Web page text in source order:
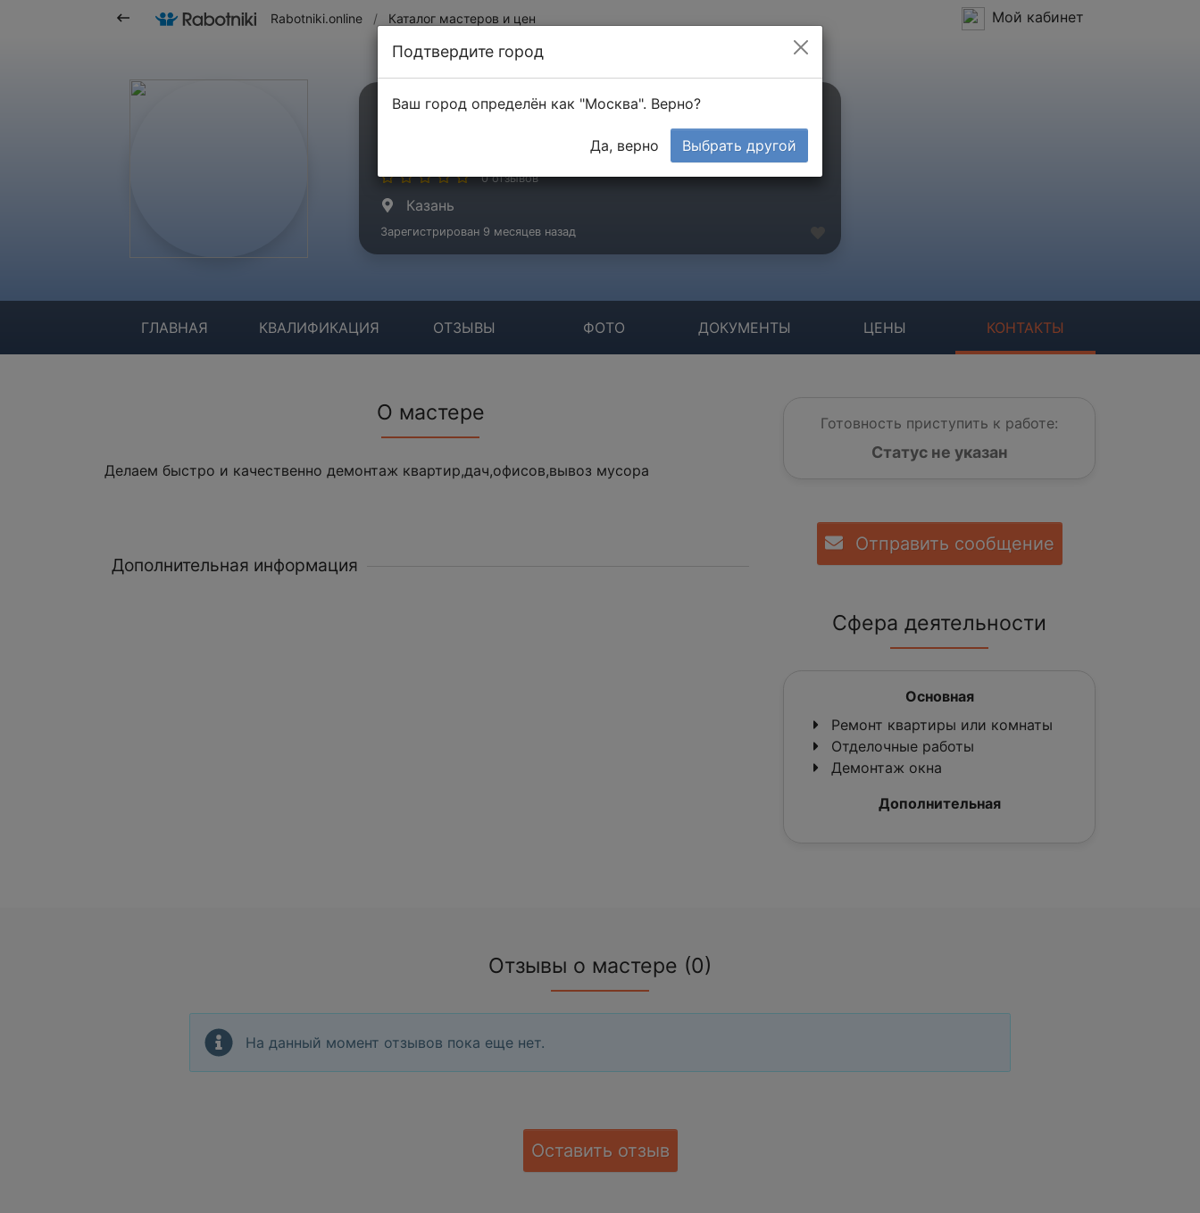
Rabotniki.online / Каталог мастеров и цен Мой кабинет
Агалямов Ильшат
0 отзывов
Казань
Зарегистрирован 9 месяцев назад
ГЛАВНАЯ КВАЛИФИКАЦИЯ ОТЗЫВЫ ФОТО ДОКУМЕНТЫ ЦЕНЫ КОНТАКТЫ
О мастере
Делаем быстро и качественно демонтаж квартир,дач,офисов,вывоз мусора
Дополнительная информация
Готовность приступить к работе:
Статус не указан
Отправить сообщение
Сфера деятельности
Основная
Ремонт квартиры или комнаты
Отделочные работы
Демонтаж окна
Дополнительная
Отзывы о мастере (0)
На данный момент отзывов пока еще нет.
Оставить отзыв
Подтвердите город
Ваш город определён как "Москва". Верно?
Да, верно Выбрать другой